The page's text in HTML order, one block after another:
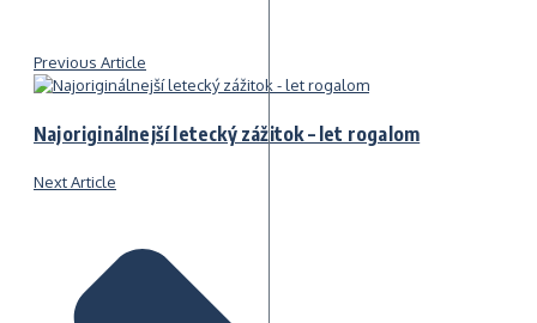
Previous Article
Najoriginálnejší letecký zážitok – let rogalom
Next Article